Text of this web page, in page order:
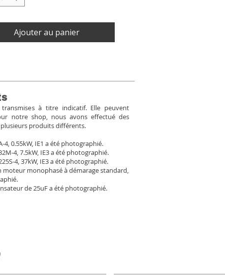
Ajouter au panier
à titre indicatif. Elle peuvent
notre shop, nous avons effectué des
produits différents.
4, 0.55kW, IE1 a été photographié.
4, 7.5kW, IE3 a été photographié.
4, 37kW, IE3 a été photographié.
monophasé à démarage standard,
de 25uF a été photographié.